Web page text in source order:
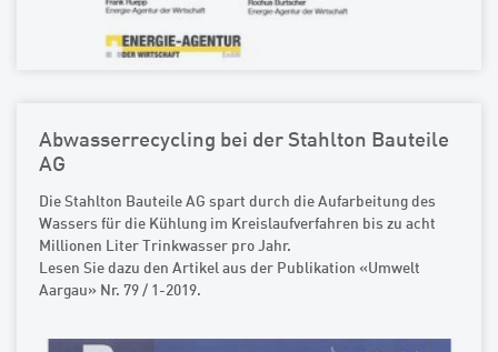
Abwasserrecycling bei der Stahlton Bauteile
AG
Die Stahlton Bauteile AG spart durch die Aufarbeitung des
Wassers für die Kühlung im Kreislaufverfahren bis zu acht
Millionen Liter Trinkwasser pro Jahr.
Lesen Sie dazu den Artikel aus der Publikation «Umwelt
Aargau» Nr. 79 / 1-2019.